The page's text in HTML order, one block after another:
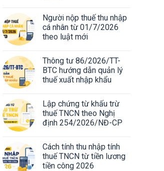
Người nộp thuế thu nhập
cá nhân từ 01/7/2026
theo luật mới
Thông tư 86/2026/TT-
BTC hướng dẫn quản lý
thuế xuất nhập khẩu
Lập chứng từ khấu trừ
thuế TNCN theo Nghị
định 254/2026/NĐ-CP
Cách tính thu nhập tính
thuế TNCN từ tiền lương
tiền công 2026